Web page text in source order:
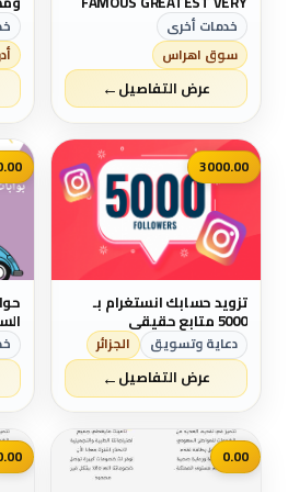
CAPABLE MAGIC RING FOR
MONEY LUCK POWER IN
GERMANY MEXICO OMAN
JORDAN VIETNAM MIAMI UK
خدمات أخرى
سوق اهراس
عرض التفاصيل←
3000.00
تزويد حسابك انستغرام بـ
5000 متابع حقيقي
دعاية وتسويق الجزائر
عرض التفاصيل←
0.00